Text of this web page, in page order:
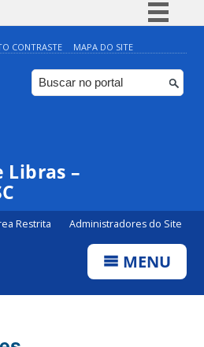
Simplifique!
Comunica BR
Participe
CONTRASTE MAPA DO SITE
–
Restrita Administradores do Site
MENU